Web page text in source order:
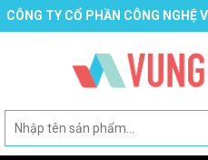
CÔNG TY CỔ PHẦN CÔNG NGHỆ